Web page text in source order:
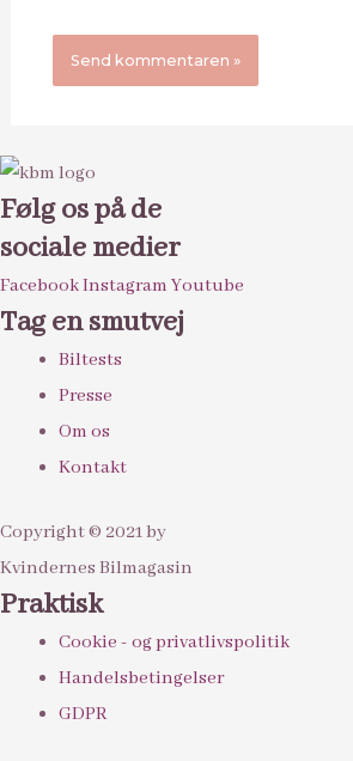
Følg os på de
sociale medier
FacebookInstagram Youtube
Tag en smutvej
Biltests
Presse
Om os
Kontakt
Copyright © 2021 by
Kvindernes Bilmagasin
Praktisk
Cookie - og privatlivspolitik
Handelsbetingelser
GDPR